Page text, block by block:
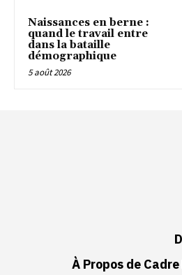
Naissances en berne :
quand le travail entre
dans la bataille
démographique
5 août 2026
À Propos de